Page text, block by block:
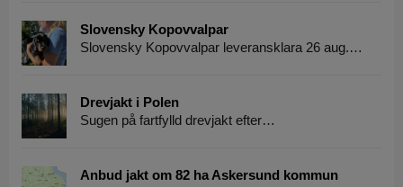
Slovensky Kopovvalpar
Slovensky Kopovvalpar leveransklara 26 aug.…
Drevjakt i Polen
Sugen på fartfylld drevjakt efter…
Anbud jakt om 82 ha Askersund kommun